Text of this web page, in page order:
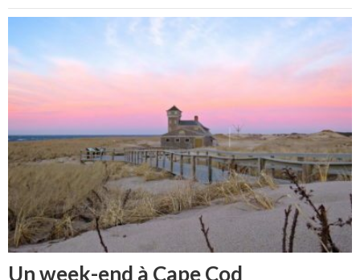
Un week-end à Cape Cod